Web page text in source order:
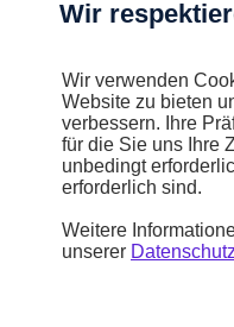
Wir
Wir verwenden
Website zu bieten
verbessern. Ihre
für die Sie uns Ihre
unbedingt
erforderlich sind.
Weitere
unserer